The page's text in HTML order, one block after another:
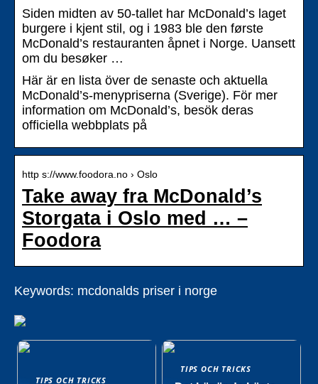
Siden midten av 50-tallet har McDonald’s laget
burgere i kjent stil, og i 1983 ble den første
McDonald’s restauranten åpnet i Norge. Uansett
om du besøker …
Här är en lista över de senaste och aktuella
McDonald’s-menypriserna (Sverige). För mer
information om McDonald’s, besök deras
officiella webbplats på
http s://www.foodora.no › Oslo
Take away fra McDonald’s
Storgata i Oslo med … –
Foodora
Keywords: mcdonalds priser i norge
TIPS OCH TRICKS
TIPS OCH TRICKS